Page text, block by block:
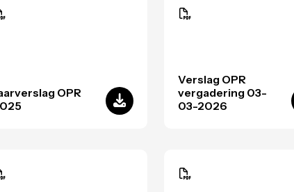
OPR
Verslag OPR
vergadering 03-
03-2026